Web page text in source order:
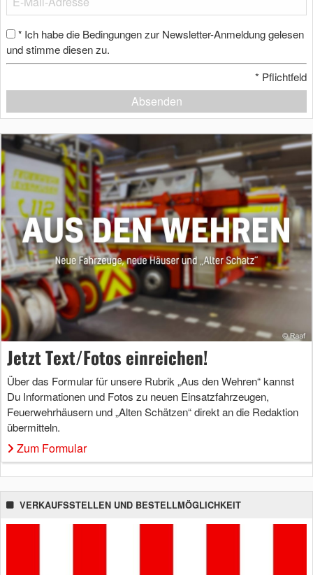
* Ich habe die Bedingungen zur Newsletter-Anmeldung gelesen
und stimme diesen zu.
* Pflichtfeld
Absenden
Jetzt Text/Fotos einreichen!
Über das Formular für unsere Rubrik „Aus den Wehren“ kannst
Du Informationen und Fotos zu neuen Einsatzfahrzeugen,
Feuerwehrhäusern und „Alten Schätzen“ direkt an die Redaktion
übermitteln.
Zum Formular
VERKAUFSSTELLEN UND BESTELLMÖGLICHKEIT